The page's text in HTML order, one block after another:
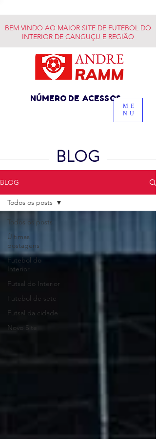
BEM VINDO AO MAIOR SITE DE FUTEBOL DO
INTERIOR DE CANGUÇU E REGIÃO
NÚMERO DE ACESSOS
ME
NU
BLOG
BLOG
Todos os posts
Últimas
postagens
Futebol do
Interior
Futsal do Interior
Futebol de sete
Futsal da cidade
Novo Site
Todos os posts